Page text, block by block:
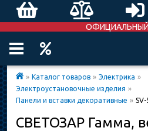
» Каталог товаров » Электрика »
Электроустановочные изделия »
Панели и вставки декоративные »
СВЕТОЗАР Гамма,